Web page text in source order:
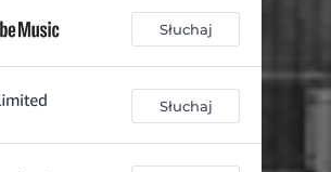
Słuchaj
Słuchaj